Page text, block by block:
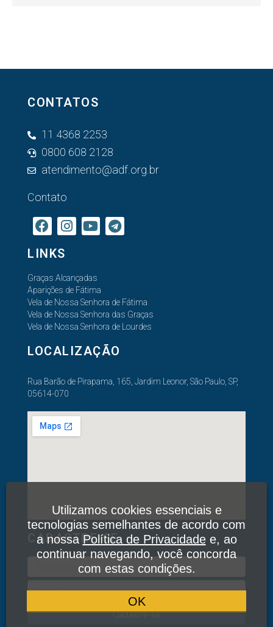
CONTATOS
11 4368 2253
0800 608 2128
atendimento@adf.org.br
Contato
LINKS
Graças Alcançadas
Aparições de Fátima
Vela de Nossa Senhora de Fátima
Vela de Nossa Senhora das Graças
Vela de Nossa Senhora de Lourdes
LOCALIZAÇÃO
Rua Barão de Pirapama, 165, Jardim Leonor, São Paulo, SP,
05614-070
CADASTRE-SE
Cadastre-se
Utilizamos cookies essenciais e
tecnologias semelhantes de acordo com
a nossaPolítica de Privacidadee, ao
continuar navegando, você concorda
com estas condições.
OK